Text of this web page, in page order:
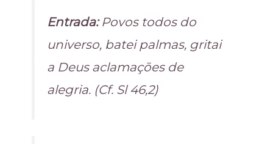
Entrada:Povos todos do
universo, batei palmas, gritai
a Deus aclamações de
alegria. (Cf. Sl 46,2)